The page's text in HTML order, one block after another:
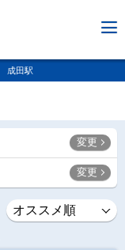
成田駅
変更
変更